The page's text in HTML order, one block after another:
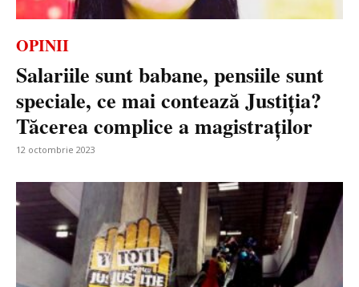
OPINII
Salariile sunt babane, pensiile sunt
speciale, ce mai contează Justiția?
Tăcerea complice a magistraților
12 octombrie 2023